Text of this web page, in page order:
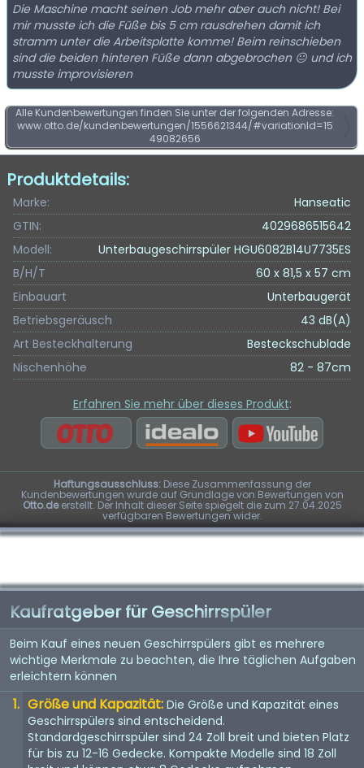
Die Maschine macht seinen Job mehr aber auch nicht! Bei
mir musste ich die Füße bis 5 cm rausdrehen damit ich
stramm unter die Arbeitsplatte komme! Beim reinschieben
sind die beiden hinteren Füße dann abgebrochen 😐 und ich
musste improvisieren
Alle Kundenbewertungen finden Sie unter der folgenden Adresse:
www.otto.de/kundenbewertungen/1556621344/#variationId=15
49082656
Produktdetails:
Marke:
Hanseatic
GTIN:
4029686515642
Modell:
Unterbaugeschirrspüler HGU6082B14U7735ES
B/H/T
60 x 81,5 x 57 cm
Einbauart
Unterbaugerät
Betriebsgeräusch
43 dB(A)
Art Besteckhalterung
Besteckschublade
Nischenhöhe
82 - 87cm
Erfahren Sie mehr über dieses Produkt:
Haftungsausschluss:Diese Zusammenfassung der
Kundenbewertungen wurde auf Grundlage von Bewertungen von
Otto.deerstellt. Der Inhalt dieser Seite spiegelt die zum 27.04.2025
verfügbaren Bewertungen wider.
Kaufratgeber für Geschirrspüler
Beim Kauf eines neuen Geschirrspülers gibt es mehrere
wichtige Merkmale zu beachten, die Ihre täglichen Aufgaben
erleichtern können
Größe und Kapazität: Die Größe und Kapazität eines
Geschirrspülers sind entscheidend.
Standardgeschirrspüler sind 24 Zoll breit und bieten Platz
für bis zu 12-16 Gedecke. Kompakte Modelle sind 18 Zoll